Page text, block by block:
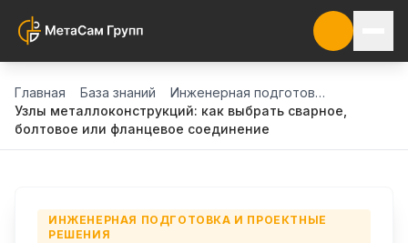
Главная База знаний
Инженерная подготовка и проектные решения
Узлы металлоконструкций: как выбрать сварное,
болтовое или фланцевое соединение
ИНЖЕНЕРНАЯ ПОДГОТОВКА И ПРОЕКТНЫЕ
РЕШЕНИЯ